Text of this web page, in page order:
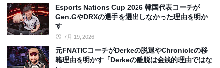
Esports Nations Cup 2026 韓国代表コーチが
Gen.GやDRXの選手を選出しなかった理由を明か
す
7月 19, 2026
元FNATICコーチがDerkeの脱退やChronicleの移
籍理由を明かす「Derkeの離脱は金銭的理由ではな